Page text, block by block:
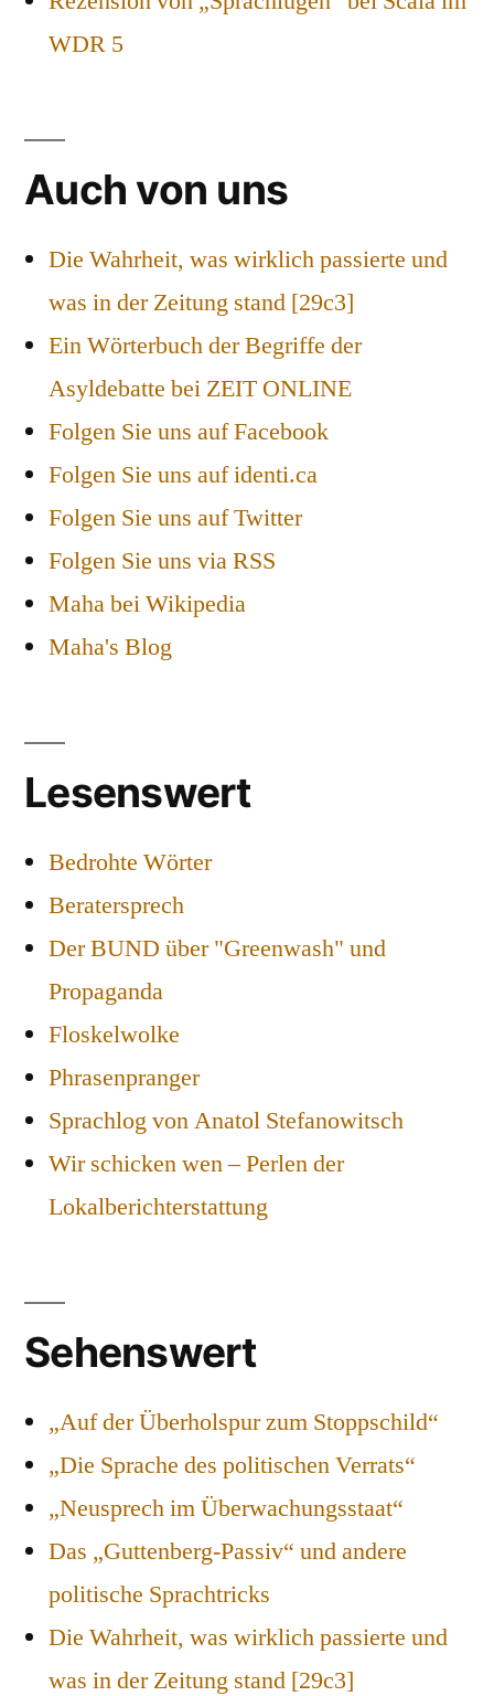
WDR 5
Auch von uns
Die Wahrheit, was wirklich passierte und
was in der Zeitung stand [29c3]
Ein Wörterbuch der Begriffe der
Asyldebatte bei ZEIT ONLINE
Folgen Sie uns auf Facebook
Folgen Sie uns auf identi.ca
Folgen Sie uns auf Twitter
Folgen Sie uns via RSS
Maha bei Wikipedia
Maha's Blog
Lesenswert
Bedrohte Wörter
Beratersprech
Der BUND über "Greenwash" und
Propaganda
Floskelwolke
Phrasenpranger
Sprachlog von Anatol Stefanowitsch
Wir schicken wen – Perlen der
Lokalberichterstattung
Sehenswert
„Auf der Überholspur zum Stoppschild“
„Die Sprache des politischen Verrats“
„Neusprech im Überwachungsstaat“
Das „Guttenberg-Passiv“ und andere
politische Sprachtricks
Die Wahrheit, was wirklich passierte und
was in der Zeitung stand [29c3]